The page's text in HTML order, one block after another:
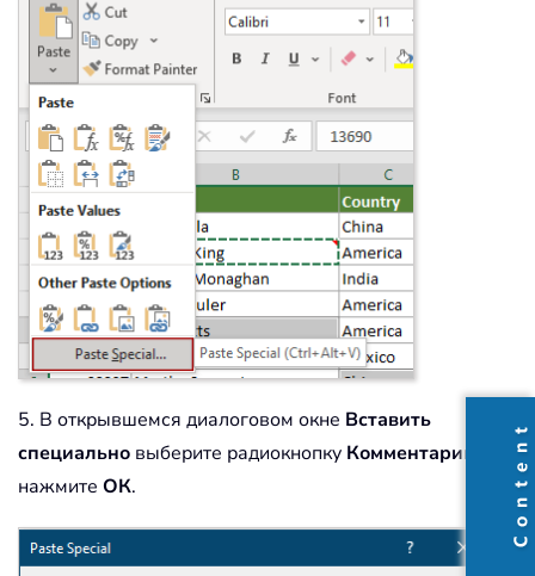
5. В открывшемся диалоговом окне Вставить
специально выберите радиокнопку Комментарии
нажмите ОК.